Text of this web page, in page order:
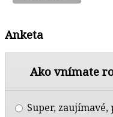
Anketa
Ako vnímate
Super, zaujímavé,